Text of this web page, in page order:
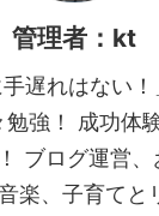
管理者：kt
手遅れはない
勉強！ 成功体
ブログ運営、
楽、子育てと